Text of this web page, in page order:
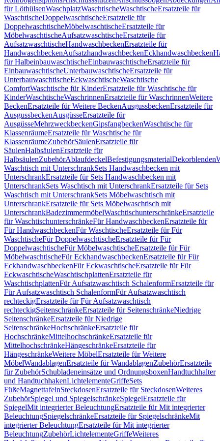
für LöthülsenWaschplatzWaschtischeWaschtischeErsatzteile für
WaschtischeDoppelwaschtischeErsatzteile für
DoppelwaschtischeMöbelwaschtischeErsatzteile für
MöbelwaschtischeAufsatzwaschtischeErsatzteile für
AufsatzwaschtischeHandwaschbeckenErsatzteile für
HandwaschbeckenAufsatzhandwaschbeckenEckhandwaschbecken
für HalbeinbauwaschtischeEinbauwaschtischeErsatzteile für
EinbauwaschtischeUnterbauwaschtischeErsatzteile für
UnterbauwaschtischeEckwaschtischeWaschtische
ComfortWaschtische für KinderErsatzteile für Waschtische für
KinderWaschtischeWaschrinnenErsatzteile für WaschrinnenWeitere
BeckenErsatzteile für Weitere BeckenAusgussbeckenErsatzteile für
AusgussbeckenAusgüsseErsatzteile für
AusgüsseMehrzweckbeckenGipsfangbeckenWaschtische für
KlassenräumeErsatzteile für Waschtische für
KlassenräumeZubehörSäulenErsatzteile für
SäulenHalbsäulenErsatzteile für
HalbsäulenZubehörAblaufdeckelBefestigungsmaterialDekorblenden
Waschtisch mit UnterschrankSets Handwaschbecken mit
UnterschrankErsatzteile für Sets Handwaschbecken mit
UnterschrankSets Waschtisch mit UnterschrankErsatzteile für Sets
Waschtisch mit UnterschrankSets Möbelwaschtisch mit
UnterschrankErsatzteile für Sets Möbelwaschtisch mit
UnterschrankBadezimmermöbelWaschtischunterschränkeErsatzteile
für WaschtischunterschränkeFür HandwaschbeckenErsatzteile für
Für HandwaschbeckenFür WaschtischeErsatzteile für Für
WaschtischeFür DoppelwaschtischeErsatzteile für Für
DoppelwaschtischeFür MöbelwaschtischeErsatzteile für Für
MöbelwaschtischeFür EckhandwaschbeckenErsatzteile für Für
EckhandwaschbeckenFür EckwaschtischeErsatzteile für Für
EckwaschtischeWaschtischplattenErsatzteile für
WaschtischplattenFür Aufsatzwaschtisch SchalenformErsatzteile für
Für Aufsatzwaschtisch SchalenformFür Aufsatzwaschtisch
rechteckigErsatzteile für Für Aufsatzwaschtisch
rechteckigSeitenschränkeErsatzteile für SeitenschränkeNiedrige
SeitenschränkeErsatzteile für Niedrige
SeitenschränkeHochschränkeErsatzteile für
HochschränkeMittelhochschränkeErsatzteile für
MittelhochschränkeHängeschränkeErsatzteile für
HängeschränkeWeitere MöbelErsatzteile für Weitere
MöbelWandablagenErsatzteile für WandablagenZubehörErsatzteile
für ZubehörSchubladeneinsätze und OrdnungsboxenHandtuchhalter
und HandtuchhakenLichtelementeGriffeSets
FüßeMagnettafelnSteckdosenErsatzteile für SteckdosenWeiteres
ZubehörSpiegel und SpiegelschränkeSpiegelErsatzteile für
SpiegelMit integrierter BeleuchtungErsatzteile für Mit integrierter
BeleuchtungSpiegelschränkeErsatzteile für SpiegelschränkeMit
integrierter BeleuchtungErsatzteile für Mit integrierter
BeleuchtungZubehörLichtelementeGriffeWeiteres